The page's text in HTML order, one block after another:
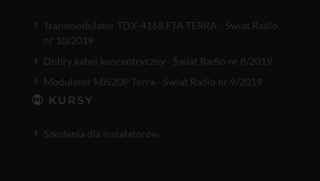
Transmodulator TDX-4168 FTA TERRA - Świat Radio
nr 10/2019
Dobry kabel koncentryczny - Świat Radio nr 8/2019
Modulator MI520P Terra - Świat Radio nr 9/2019
KURSY
Szkolenia dla instalatorów